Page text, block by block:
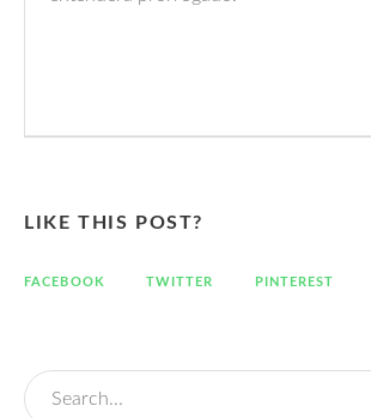
LIKE THIS POST?
FACEBOOK TWITTER PINTEREST